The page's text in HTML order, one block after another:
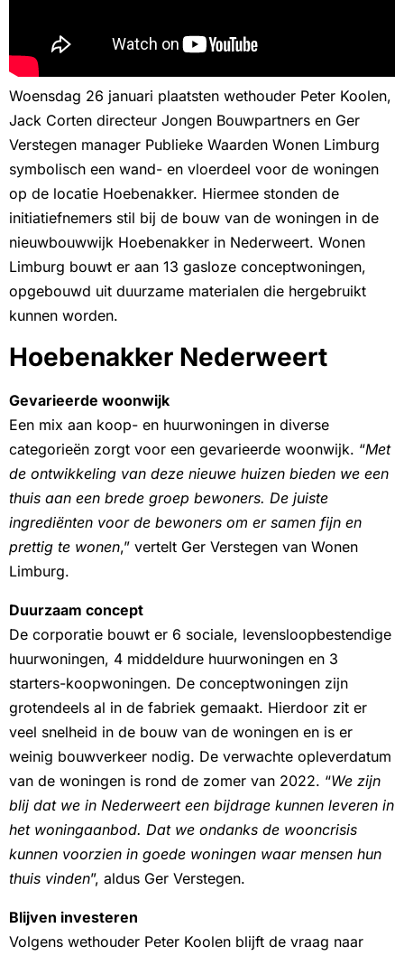
Woensdag 26 januari plaatsten wethouder Peter Koolen,
Jack Corten directeur Jongen Bouwpartners en Ger
Verstegen manager Publieke Waarden Wonen Limburg
symbolisch een wand- en vloerdeel voor de woningen
op de locatie Hoebenakker. Hiermee stonden de
initiatiefnemers stil bij de bouw van de woningen in de
nieuwbouwwijk Hoebenakker in Nederweert. Wonen
Limburg bouwt er aan 13 gasloze conceptwoningen,
opgebouwd uit duurzame materialen die hergebruikt
kunnen worden.
Hoebenakker Nederweert
Gevarieerde woonwijk
Een mix aan koop- en huurwoningen in diverse
categorieën zorgt voor een gevarieerde woonwijk. “Met
de ontwikkeling van deze nieuwe huizen bieden we een
thuis aan een brede groep bewoners. De juiste
ingrediënten voor de bewoners om er samen fijn en
prettig te wonen,” vertelt Ger Verstegen van Wonen
Limburg.
Duurzaam concept
De corporatie bouwt er 6 sociale, levensloopbestendige
huurwoningen, 4 middeldure huurwoningen en 3
starters-koopwoningen. De conceptwoningen zijn
grotendeels al in de fabriek gemaakt. Hierdoor zit er
veel snelheid in de bouw van de woningen en is er
weinig bouwverkeer nodig. De verwachte opleverdatum
van de woningen is rond de zomer van 2022. “We zijn
blij dat we in Nederweert een bijdrage kunnen leveren in
het woningaanbod. Dat we ondanks de wooncrisis
kunnen voorzien in goede woningen waar mensen hun
thuis vinden”, aldus Ger Verstegen.
Blijven investeren
Volgens wethouder Peter Koolen blijft de vraag naar